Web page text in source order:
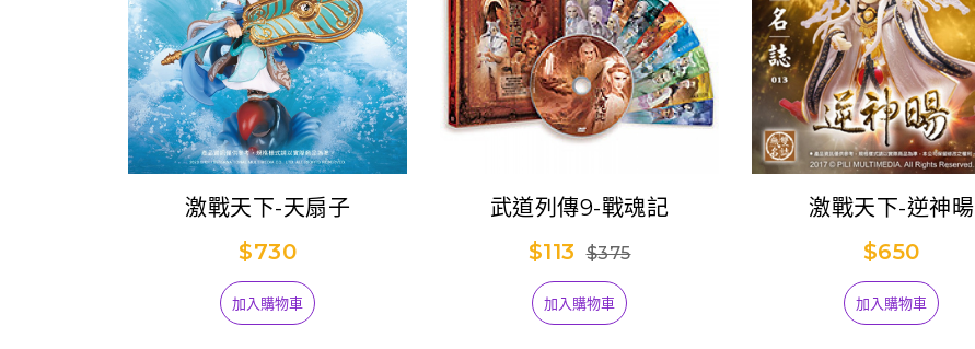
激戰天下-天扇子
$730
加入購物車
武道列傳9-戰魂記
$113
$375
加入購物車
激戰天下-逆神暘
$650
加入購物車